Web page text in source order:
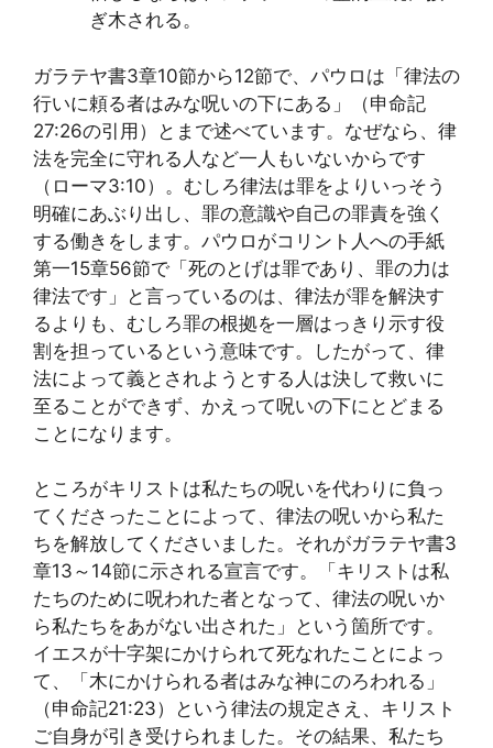
ぎ木される。
ガラテヤ書3章10節から12節で、パウロは「律法の
行いに頼る者はみな呪いの下にある」（申命記
27:26の引用）とまで述べています。なぜなら、律
法を完全に守れる人など一人もいないからです
（ローマ3:10）。むしろ律法は罪をよりいっそう
明確にあぶり出し、罪の意識や自己の罪責を強く
する働きをします。パウロがコリント人への手紙
第一15章56節で「死のとげは罪であり、罪の力は
律法です」と言っているのは、律法が罪を解決す
るよりも、むしろ罪の根拠を一層はっきり示す役
割を担っているという意味です。したがって、律
法によって義とされようとする人は決して救いに
至ることができず、かえって呪いの下にとどまる
ことになります。
ところがキリストは私たちの呪いを代わりに負っ
てくださったことによって、律法の呪いから私た
ちを解放してくださいました。それがガラテヤ書3
章13～14節に示される宣言です。「キリストは私
たちのために呪われた者となって、律法の呪いか
ら私たちをあがない出された」という箇所です。
イエスが十字架にかけられて死なれたことによっ
て、「木にかけられる者はみな神にのろわれる」
（申命記21:23）という律法の規定さえ、キリスト
ご自身が引き受けられました。その結果、私たち